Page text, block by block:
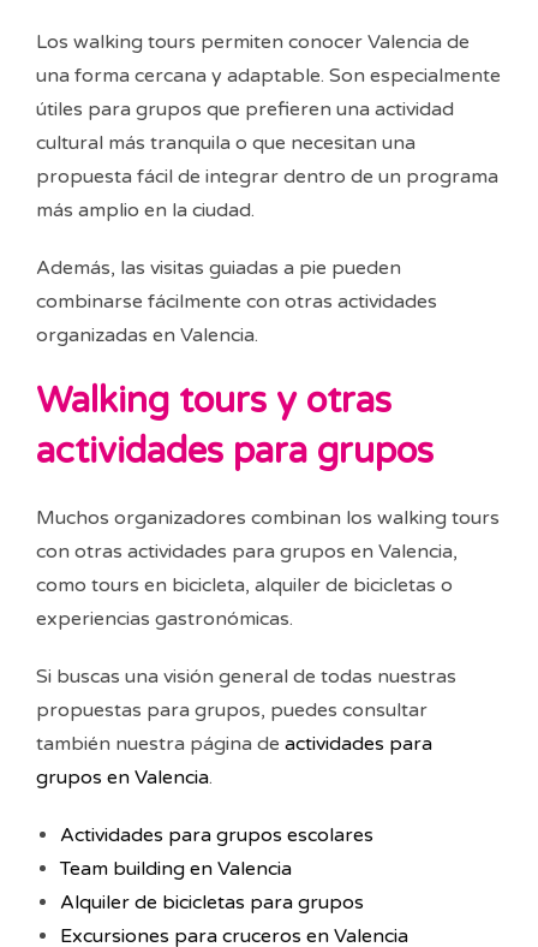
Los walking tours permiten conocer Valencia de
una forma cercana y adaptable. Son especialmente
útiles para grupos que prefieren una actividad
cultural más tranquila o que necesitan una
propuesta fácil de integrar dentro de un programa
más amplio en la ciudad.
Además, las visitas guiadas a pie pueden
combinarse fácilmente con otras actividades
organizadas en Valencia.
Walking tours y otras
actividades para grupos
Muchos organizadores combinan los walking tours
con otras actividades para grupos en Valencia,
como tours en bicicleta, alquiler de bicicletas o
experiencias gastronómicas.
Si buscas una visión general de todas nuestras
propuestas para grupos, puedes consultar
también nuestra página de actividades para
grupos en Valencia.
Actividades para grupos escolares
Team building en Valencia
Alquiler de bicicletas para grupos
Excursiones para cruceros en Valencia